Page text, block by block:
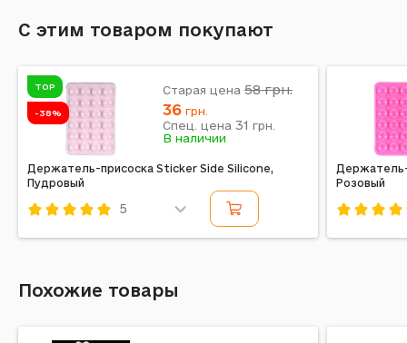
С этим товаром покупают
TOP
-38%
Держатель-присоска Sticker Side Silicone,
Пудровый
5
Старая цена 58грн.
36 грн.
Спец. цена 31 грн.
В наличии
Розовый
Похожие товары